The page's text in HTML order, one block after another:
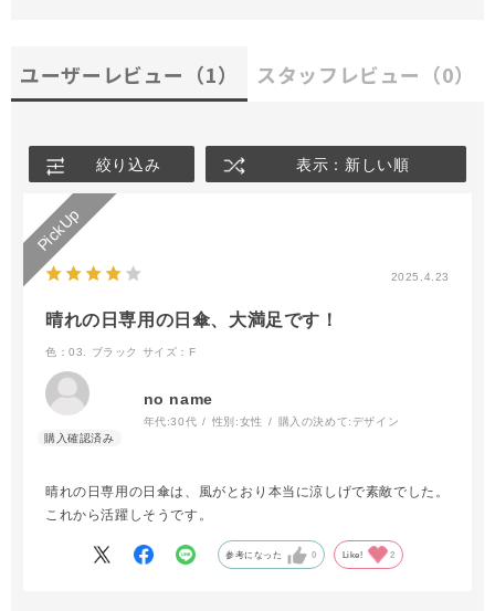
ユーザーレビュー （1） スタッフレビュー （0）
絞り込み 表示：新しい順
2025.4.23
晴れの日専用の日傘、大満足です！
色：03. ブラック サイズ：F
no name
年代:30代 性別:女性 購入の決めて: デザイン
晴れの日専用の日傘は、風がとおり本当に涼しげで素敵でした。
これから活躍しそうです。
参考になった 0 Like! 2